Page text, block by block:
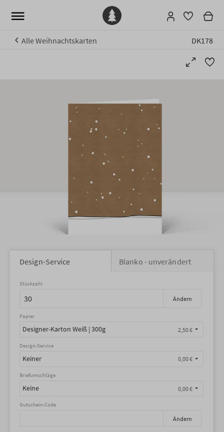
Alle Weihnachtskarten DK178
Design-Service Blanko - unverändert
Stückzahl
Ändern
Papier
Designer-Karton Weiß | 300g 2,50 €
Design-Service
Keiner 0,00 €
Briefumschläge
Keine 0,00 €
Gutschein-Code
Ändern